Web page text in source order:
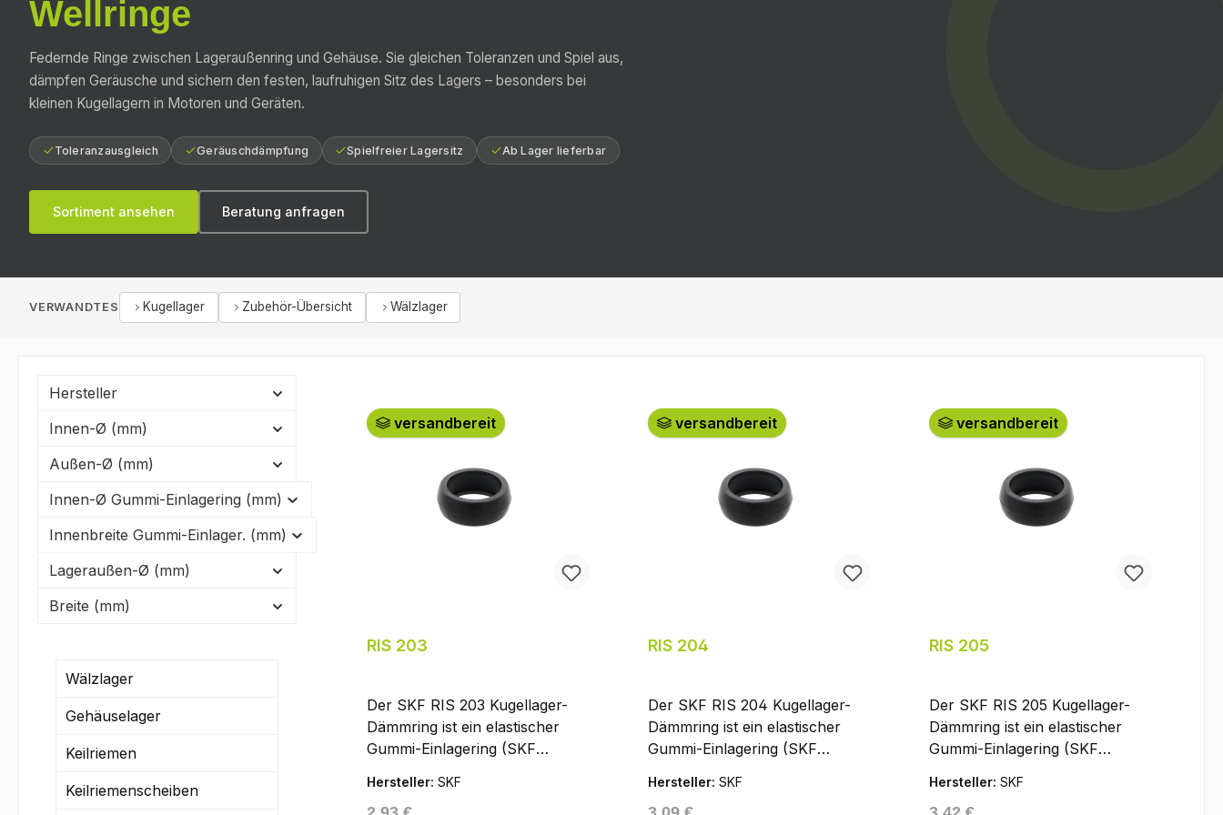
Wellringe
Federnde Ringe zwischen Lageraußenring und Gehäuse. Sie gleichen Toleranzen und Spiel aus,
dämpfen Geräusche und sichern den festen, laufruhigen Sitz des Lagers – besonders bei
kleinen Kugellagern in Motoren und Geräten.
Toleranzausgleich Geräuschdämpfung Spielfreier Lagersitz Ab Lager lieferbar
Sortiment ansehen Beratung anfragen
VERWANDTES Kugellager Zubehör-Übersicht Wälzlager
Hersteller
Innen-Ø (mm)
Außen-Ø (mm)
Innen-Ø Gummi-Einlagering (mm)
Innenbreite Gummi-Einlager. (mm)
Lageraußen-Ø (mm)
Breite (mm)
Wälzlager
Gehäuselager
Keilriemen
Keilriemenscheiben
versandbereit
RIS 203
Der SKF RIS 203 Kugellager-
Dämmring ist ein elastischer
Gummi-Einlagering (SKF
Serie) aus Gummi (NBR). Er
Hersteller: SKF
Regulärer Preis:
versandbereit
RIS 204
Der SKF RIS 204 Kugellager-
Dämmring ist ein elastischer
Gummi-Einlagering (SKF
Serie) aus Gummi (NBR). Er
Hersteller: SKF
Regulärer Preis:
versandbereit
RIS 205
Der SKF RIS 205 Kugellager-
Dämmring ist ein elastischer
Gummi-Einlagering (SKF
Serie) aus Gummi (NBR). Er
Hersteller: SKF
Regulärer Preis: